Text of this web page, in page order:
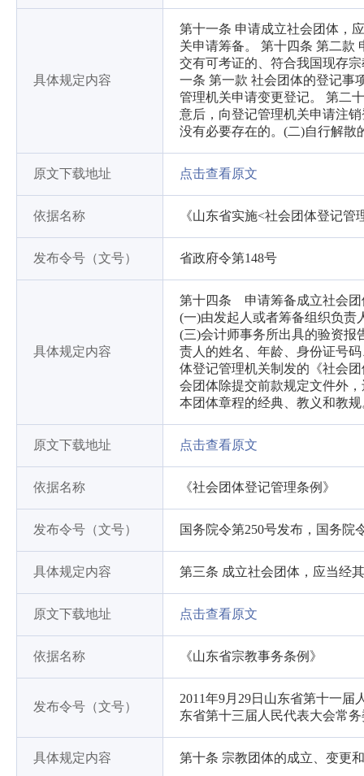
具体规定内容
第十一条 申请成立社会团体，
关申请筹备。 第十四条 第二款
交有可考证的、符合我国现存
一条 第一款 社会团体的登记事
管理机关申请变更登记。 第二
意后，向登记管理机关申请注
没有必要存在的。(二)自行解散
原文下载地址 点击查看原文
依据名称 《山东省实施<社会团体登记管
发布令号（文号） 省政府令第148号
具体规定内容
第十四条 申请筹备成立社会
(一)由发起人或者筹备组织
(三)会计师事务所出具的验
责人的姓名、年龄、身份证号
体登记管理机关制发的《社会
会团体除提交前款规定文件外
本团体章程的经典、教义和教规
原文下载地址 点击查看原文
依据名称 《社会团体登记管理条例》
发布令号（文号） 国务院令第250号发布，国务院
具体规定内容 第三条 成立社会团体，应当经
原文下载地址 点击查看原文
依据名称 《山东省宗教事务条例》
发布令号（文号）
2011年9月29日山东省第十一届
东省第十三届人民代表大会常
具体规定内容 第十条 宗教团体的成立、变更